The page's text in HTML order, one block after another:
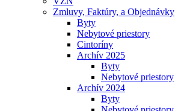
Zmluvy, Faktúry, a Objednávky
Byty
Nebytové priestory
Cintoríny
Archív 2025
Byty
Nebytové priestory
Archív 2024
Byty